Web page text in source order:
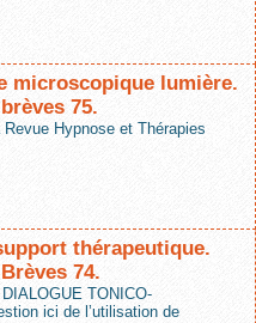
microscopique lumière.
75.
Hypnose et Thérapies
thérapeutique.
74.
TONICO-
ici de l’utilisation de